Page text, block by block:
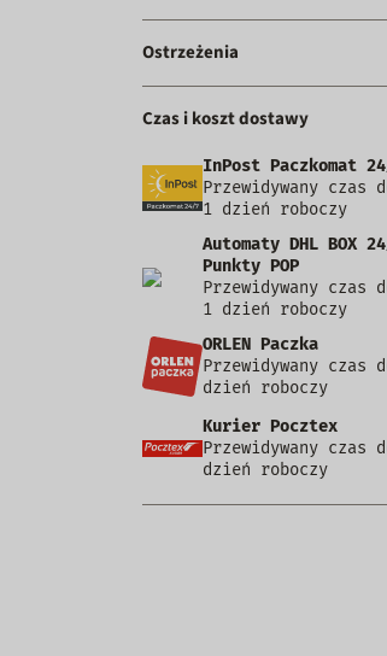
Ostrzeżenia
Czas i koszt dostawy
InPost Paczkomat
Przewidywany czas
1 dzień roboczy
Automaty DHL BOX
Punkty POP
Przewidywany czas
1 dzień roboczy
ORLEN Paczka
Przewidywany czas
dzień roboczy
Kurier Pocztex
Przewidywany czas
dzień roboczy